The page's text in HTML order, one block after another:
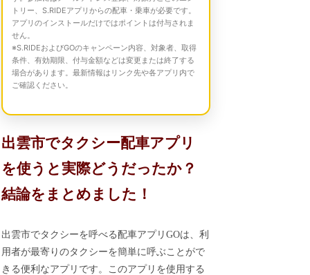
トリー、S.RIDEアプリからの配車・乗車が必要です。
アプリのインストールだけではポイントは付与されま
せん。
※S.RIDEおよびGOのキャンペーン内容、対象者、取得
条件、有効期限、付与金額などは変更または終了する
場合があります。最新情報はリンク先や各アプリ内で
ご確認ください。
出雲市でタクシー配車アプリ
を使うと実際どうだったか？
結論をまとめました！
出雲市でタクシーを呼べる配車アプリGOは、利
用者が最寄りのタクシーを簡単に呼ぶことがで
きる便利なアプリです。このアプリを使用する